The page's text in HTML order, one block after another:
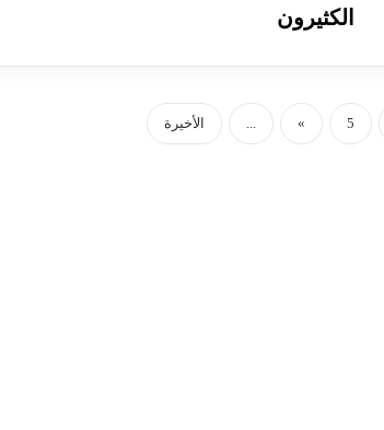
الكثيرون
5
»
... الأخيرة